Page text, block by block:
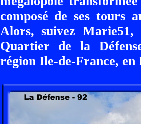
composé de ses tours
Alors, suivez
Quartier de la
région Ile-de-France, en